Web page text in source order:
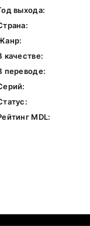
выхода:
качестве:
переводе:
MDL: